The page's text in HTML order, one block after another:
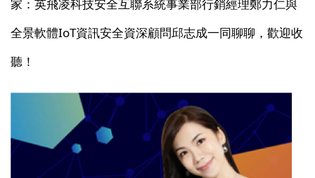
家：英飛凌科技安全互聯系統事業部行銷經理鄭力仁與
全景軟體IoT資訊安全資深顧問邱志成一同聊聊，歡迎收
聽！